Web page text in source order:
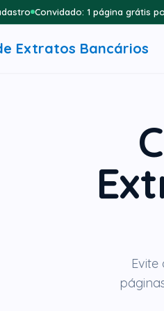
Convidado: 1 página grátis
Extratos Bancários